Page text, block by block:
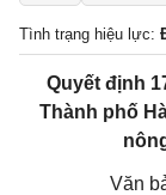
Tình trạng hiệu lực:
Quyết định
Thành phố
Văn